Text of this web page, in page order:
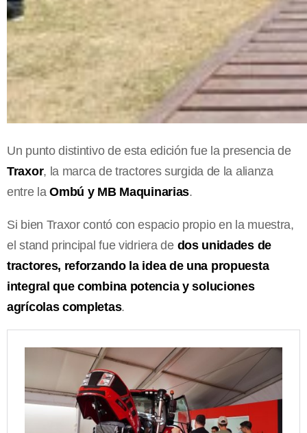
Un punto distintivo de esta edición fue la presencia de
Traxor, la marca de tractores surgida de la alianza
entre laOmbú y MB Maquinarias.
Si bien Traxor contó con espacio propio en la muestra,
el stand principal fue vidriera de dos unidades de
tractores, reforzando la idea de una propuesta
integral que combina potencia y soluciones
agrícolas completas.